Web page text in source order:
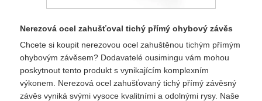
Nerezová ocel zahušťoval tichý přímý ohybový závěs
Chcete si koupit nerezovou ocel zahuštěnou tichým přímým
ohybovým závěsem? Dodavatelé ousimingu vám mohou
poskytnout tento produkt s vynikajícím komplexním
výkonem. Nerezová ocel zahušťovaný tichý přímý závěsný
závěs vyniká svými vysoce kvalitními a odolnými rysy. Naše